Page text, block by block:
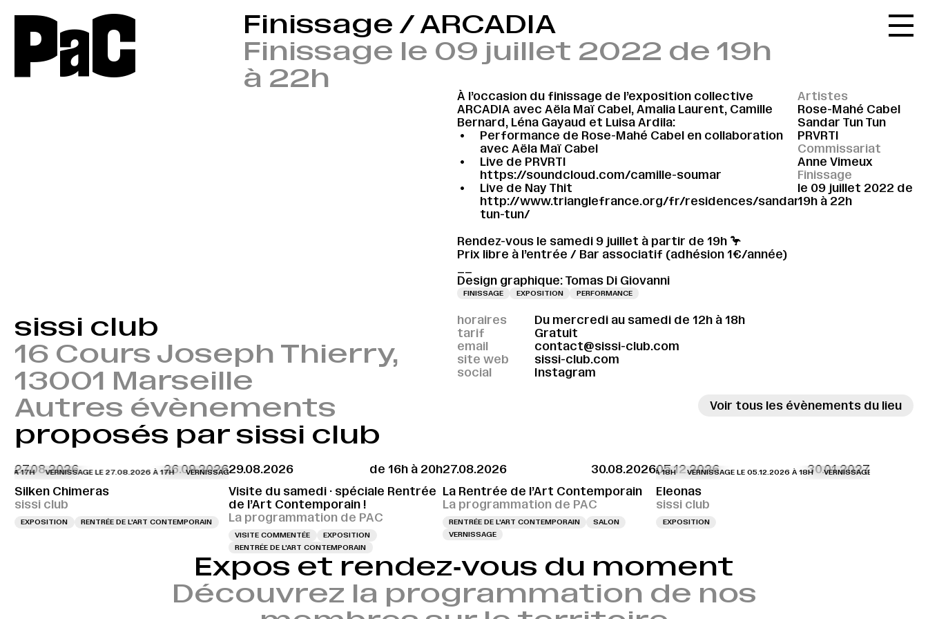
PaC
Accueil
Le réseau
La carte
Le festival
Le lieu
Les ressources
Contact
Recherche
Finissage / ARCADIA
Finissage le 09 juillet 2022 de 19h
à 22h
À l’occasion du finissage de l’exposition collective
ARCADIA avec Aëla Maï Cabel, Amalia Laurent, Camille
Bernard, Léna Gayaud et Luisa Ardila:
Performance de Rose-Mahé Cabel en collaboration
avec Aëla Maï Cabel
Live de PRVRTI
https://soundcloud.com/camille-soumar
Live de Nay Thit
http://www.trianglefrance.org/fr/residences/sandar-
tun-tun/
Rendez-vous le samedi 9 juillet à partir de 19h 🦩
Prix libre à l’entrée / Bar associatif (adhésion 1€/année)
Design graphique: Tomas Di Giovanni
FINISSAGE EXPOSITION PERFORMANCE
Artistes
Rose-Mahé Cabel
Sandar Tun Tun
PRVRTI
Commissariat
Anne Vimeux
Finissage
le 09 juillet 2022 de
19h à 22h
sissi club
16 Cours Joseph Thierry,
13001 Marseille
horaires
Du mercredi au samedi de 12h à 18h
tarif
Gratuit
email
contact@sissi-club.com
site web
sissi-club.com
social
Instagram
Autres évènements
proposés par sissi club
Voir tous les évènements du lieu
27.08.2026 26.09.2026
À 17H VERNISSAGE LE 27.08.2026 À 17H VERNISSAGE LE 27.08.2026 À 17H VERNISSAGE LE 27.08.2026 À 17H VERNISSAGE LE 27.08.2026 À 17H VERNISSAGE LE 27.08.2026 À 17H
Silken Chimeras
sissi club
EXPOSITION RENTRÉE DE L'ART CONTEMPORAIN
29.08.2026
de 16h à 20h
Visite du samedi · spéciale Rentrée
de l’Art Contemporain !
La programmation de PAC
VISITE COMMENTÉE
EXPOSITION
RENTRÉE DE L'ART CONTEMPORAIN
27.08.2026
30.08.2026
La Rentrée de l’Art Contemporain
La programmation de PAC
RENTRÉE DE L'ART CONTEMPORAIN
SALON
VERNISSAGE
05.12.2026 30.01.2027
VERNISSAGE LE 05.12.2026 À 18H VERNISSAGE LE 05.12.2026 À 18H VERNISSAGE LE 05.12.2026 À
Eleonas
sissi club
EXPOSITION
Expos et rendez‑vous du moment
Découvrez la programmation de nos